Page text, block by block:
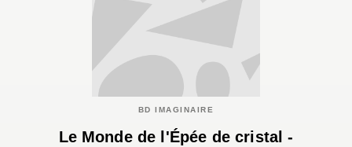
BD IMAGINAIRE
Le Monde de l'Épée de cristal -